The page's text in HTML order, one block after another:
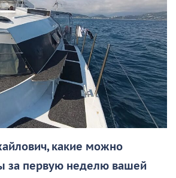
какие можно
за первую неделю вашей